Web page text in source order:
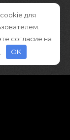
для
согласие на
OK